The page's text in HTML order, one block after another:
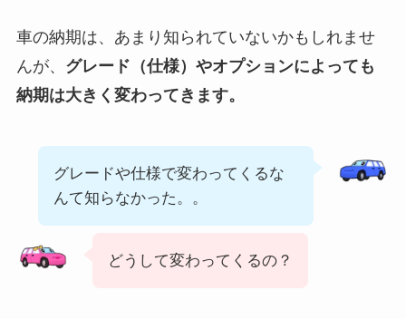
車の納期は、あまり知られていないかもしれませ
んが、 グレード（仕様）やオプションによっても
納期は大きく変わってきます。
グレードや仕様で変わってくるな
んて知らなかった。。
どうして変わってくるの？